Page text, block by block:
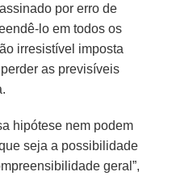
por erro de
lo em todos os
irresistível imposta
as previsíveis
hipótese nem podem
seja a possibilidade
geral”,